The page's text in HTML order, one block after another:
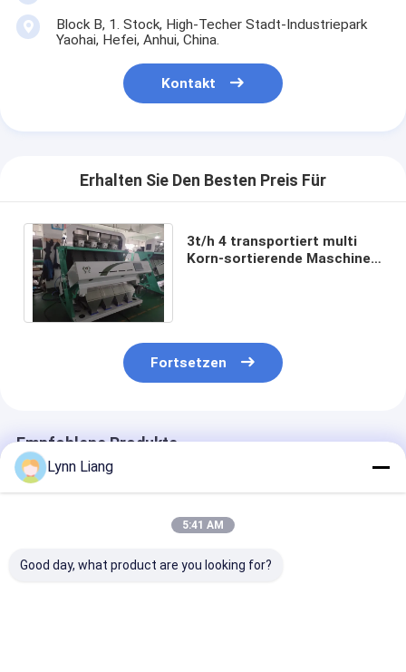
Block B, 1. Stock, High-Techer Stadt-Industriepark
Yaohai, Hefei, Anhui, China.
Kontakt
Erhalten Sie Den Besten Preis Für
3t/h 4 transportiert multi
Korn-sortierende Maschine
Fortsetzen
Empfohlene Produkte
Lynn Liang
5:41 AM
Good day, what product are you looking for?